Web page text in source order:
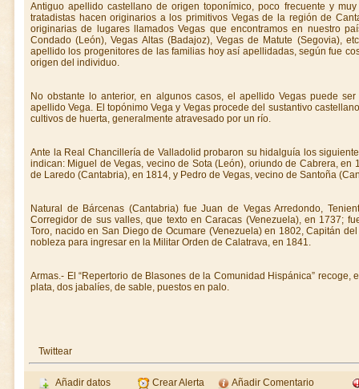
Antiguo apellido castellano de origen toponímico, poco frecuente y
tratadistas hacen originarios a los primitivos Vegas de la región de
originarias de lugares llamados Vegas que encontramos en nuestro
Condado (León), Vegas Altas (Badajoz), Vegas de Matute (Segovia),
apellido los progenitores de las familias hoy así apellidadas, según fue
origen del individuo.
No obstante lo anterior, en algunos casos, el apellido Vegas puede
apellido Vega. El topónimo Vega y Vegas procede del sustantivo
cultivos de huerta, generalmente atravesado por un río.
Ante la Real Chancillería de Valladolid probaron su hidalguía los
indican: Miguel de Vegas, vecino de Sota (León), oriundo de Cabrera, en
de Laredo (Cantabria), en 1814, y Pedro de Vegas, vecino de Santoña
Natural de Bárcenas (Cantabria) fue Juan de Vegas Arredondo,
Corregidor de sus valles, que texto en Caracas (Venezuela), en 1737;
Toro, nacido en San Diego de Ocumare (Venezuela) en 1802, Capitán
nobleza para ingresar en la Militar Orden de Calatrava, en 1841.
Armas.- El “Repertorio de Blasones de la Comunidad Hispánica” recoge,
plata, dos jabalíes, de sable, puestos en palo.
Twittear
Añadir datos Crear Alerta Añadir Comentario